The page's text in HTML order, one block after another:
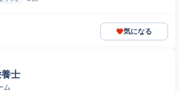
気になる
士
ム